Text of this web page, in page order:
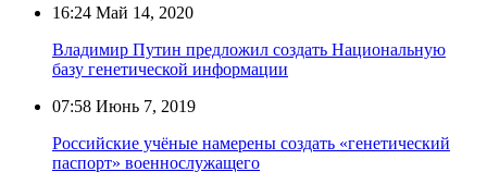
16:24 Май 14, 2020
Владимир Путин предложил создать Национальную
базу генетической информации
07:58 Июнь 7, 2019
Российские учёные намерены создать «генетический
паспорт» военнослужащего